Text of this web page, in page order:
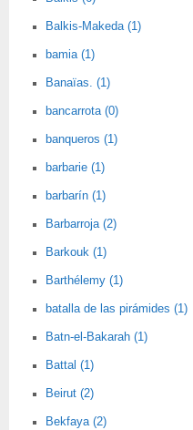
Balkis-Makeda (1)
bamia (1)
Banaïas. (1)
bancarrota (0)
banqueros (1)
barbarie (1)
barbarín (1)
Barbarroja (2)
Barkouk (1)
Barthélemy (1)
batalla de las pirámides (1)
Batn-el-Bakarah (1)
Battal (1)
Beirut (2)
Bekfaya (2)